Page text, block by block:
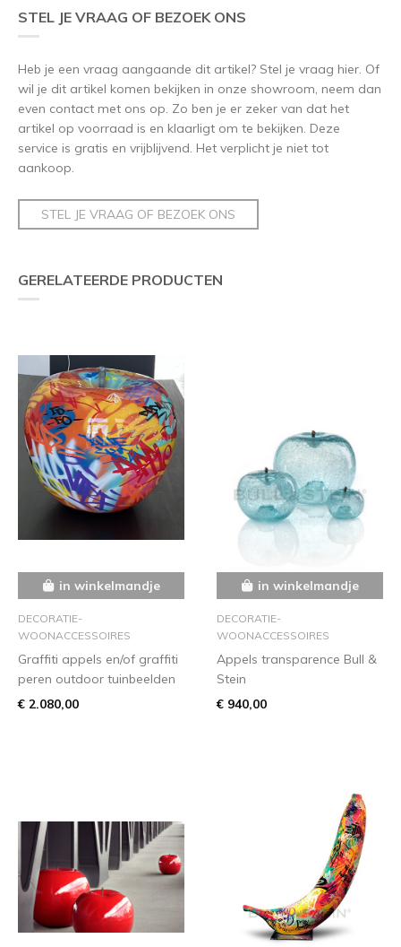
STEL JE VRAAG OF BEZOEK ONS
Heb je een vraag aangaande dit artikel? Stel je vraag hier. Of
wil je dit artikel komen bekijken in onze showroom, neem dan
even contact met ons op. Zo ben je er zeker van dat het
artikel op voorraad is en klaarligt om te bekijken. Deze
service is gratis en vrijblijvend. Het verplicht je niet tot
aankoop.
STEL JE VRAAG OF BEZOEK ONS
GERELATEERDE PRODUCTEN
in winkelmandje
DECORATIE-
WOONACCESSOIRES
Graffiti appels en/of graffiti
peren outdoor tuinbeelden
€ 2.080,00
in winkelmandje
DECORATIE-
WOONACCESSOIRES
Appels transparence Bull &
Stein
€ 940,00